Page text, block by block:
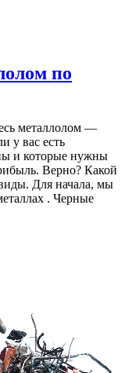
по
металлолом —
у вас есть
и которые нужны
Верно? Какой
Для начала, мы
. Черные